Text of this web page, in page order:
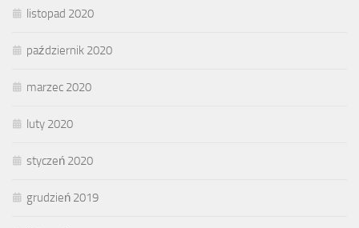
listopad 2020
październik 2020
marzec 2020
luty 2020
styczeń 2020
grudzień 2019